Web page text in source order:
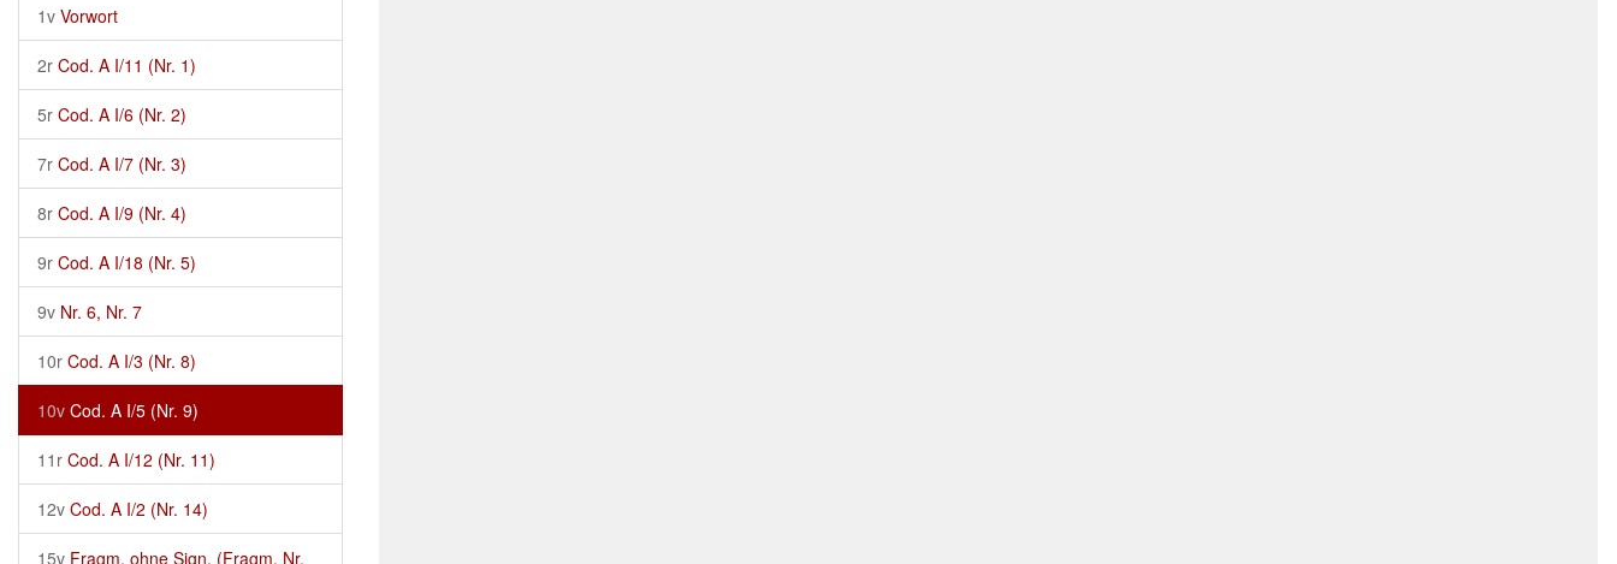
1v Vorwort
2r Cod. A I/11 (Nr. 1)
5r Cod. A I/6 (Nr. 2)
7r Cod. A I/7 (Nr. 3)
8r Cod. A I/9 (Nr. 4)
9r Cod. A I/18 (Nr. 5)
9v Nr. 6, Nr. 7
10r Cod. A I/3 (Nr. 8)
10v Cod. A I/5 (Nr. 9)
11r Cod. A I/12 (Nr. 11)
12v Cod. A I/2 (Nr. 14)
15v Fragm. ohne Sign. (Fragm. Nr.